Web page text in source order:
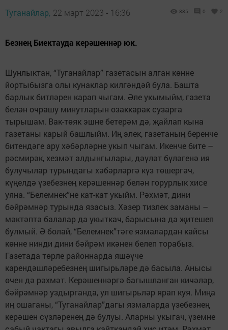
Туганайлар, 22 март 2023 - 16:36 885 0 2
Безнең Биектауда керәшеннәр юк.
Шунлыктан, “Туганайлар” газетасын алган көнне
йортыбызга олы кунаклар килгәндәй була. Башта
барлык битләрен карап чыгам. Әле укымыйм, газета
белән очрашу минутларын озаккарак сузарга
тырышам. Вак-төяк эшне бетерәм дә, җайлап кына
газетаны карый башлыйм. Иң элек, газетаның беренче
битендәге ару хәбәрләрне укып чыгам. Икенче бите –
рәсмирәк, хезмәт алдынгылары, дәүләт бүләгенә ия
булучылар турындагы хәбәрләргә күз төшергәч,
күңелдә үзебезнең керәшеннәр белән горурлык хисе
уяна. “Белемнек”не кат-кат укыйм. Рәхмәт, дини
бәйрәмнәр турында язасыз. Хәзер тизлек заманы –
мәктәптә балалар да укыткач, барысына да җитешеп
булмый. Ә болай, “Белемнек”тәге язмалардан кайсы
көнне нинди дини бәйрәм икәнен белеп торабыз.
Газетада төрле районнарда яшәүче
карендәшләребезнең шигырьләре дә басыла. Анысы
өчен дә рәхмәт. Керәшеннәргә багышланган кичәләр,
бәйрәмнәр уздырганда, ул шигырьләр ярап куя. Миңа
иң ошаганы, “Туганайлар”дагы язмаларда үзебезнең
керәшен сүзләренең дә булуы. Аларны укыгач, үземне